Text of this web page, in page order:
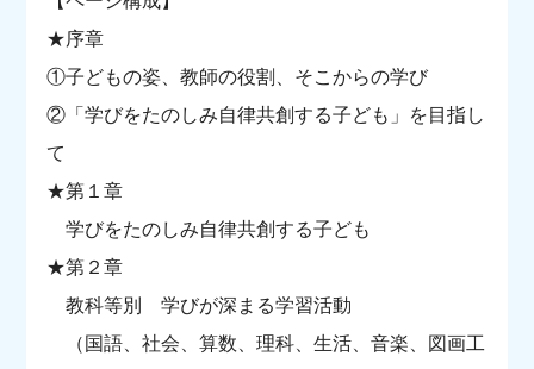
★序章
①子どもの姿、教師の役割、そこからの学び
②「学びをたのしみ自律共創する子ども」を目指し
て
★第１章
学びをたのしみ自律共創する子ども
★第２章
教科等別 学びが深まる学習活動
（国語、社会、算数、理科、生活、音楽、図画工